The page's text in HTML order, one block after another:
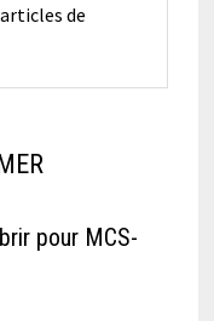
de
pour MCS-